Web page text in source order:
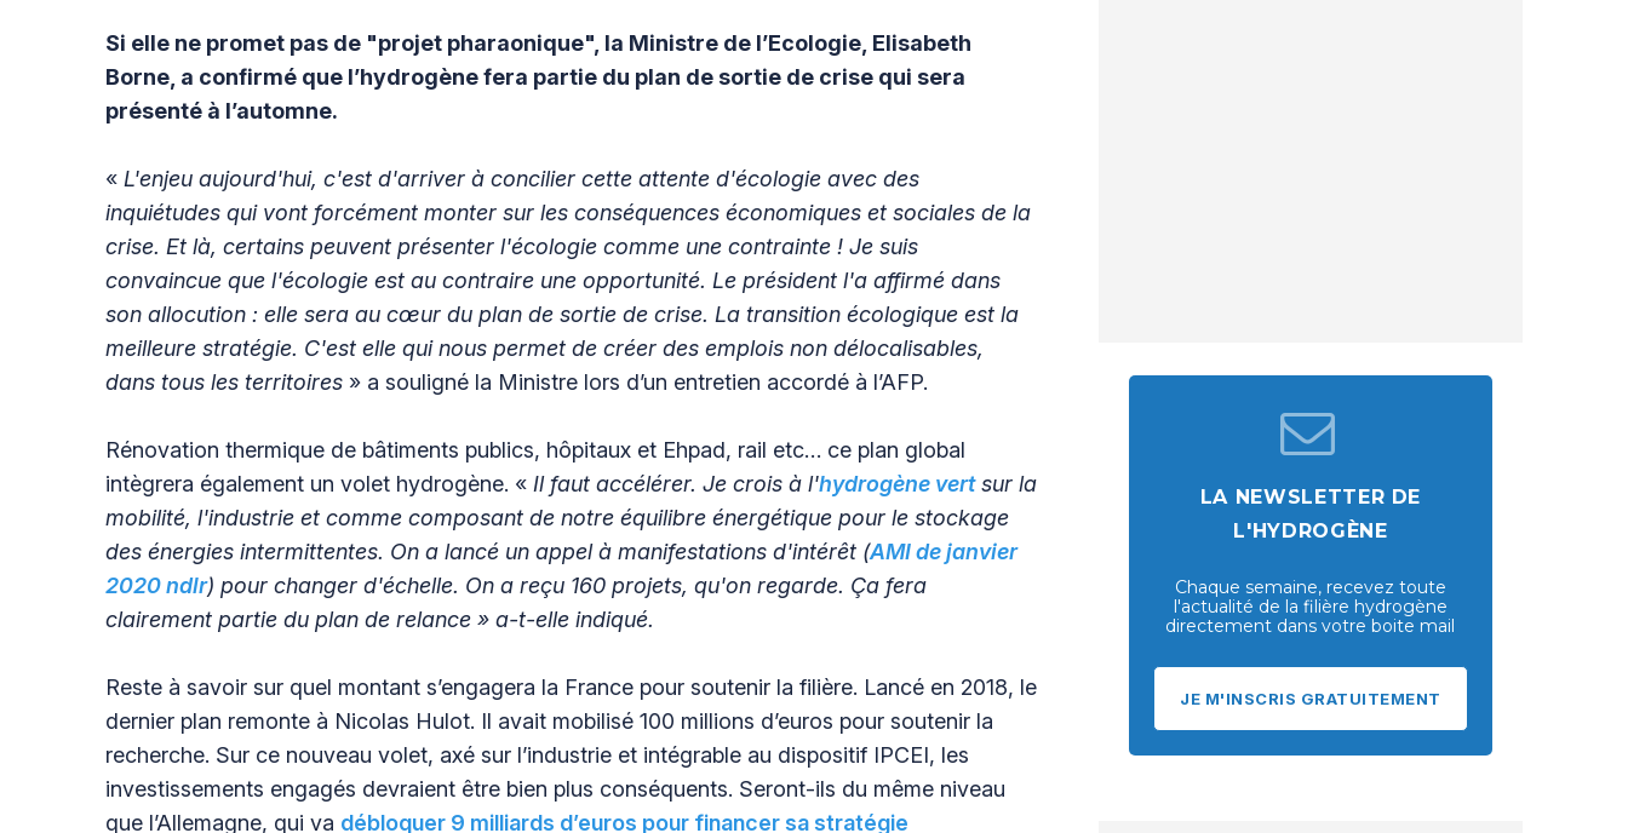
Si elle ne promet pas de "projet pharaonique", la Ministre de l’Ecologie, Elisabeth
Borne, a confirmé que l’hydrogène fera partie du plan de sortie de crise qui sera
présenté à l’automne.
« L'enjeu aujourd'hui, c'est d'arriver à concilier cette attente d'écologie avec des
inquiétudes qui vont forcément monter sur les conséquences économiques et sociales de la
crise. Et là, certains peuvent présenter l'écologie comme une contrainte ! Je suis
convaincue que l'écologie est au contraire une opportunité. Le président l'a affirmé dans
son allocution : elle sera au cœur du plan de sortie de crise. La transition écologique est la
meilleure stratégie. C'est elle qui nous permet de créer des emplois non délocalisables,
dans tous les territoires » a souligné la Ministre lors d’un entretien accordé à l’AFP.
Rénovation thermique de bâtiments publics, hôpitaux et Ehpad, rail etc… ce plan global
intègrera également un volet hydrogène. « Il faut accélérer. Je crois à l'hydrogène vertsur la
mobilité, l'industrie et comme composant de notre équilibre énergétique pour le stockage
des énergies intermittentes. On a lancé un appel à manifestations d'intérêt (AMI de janvier
2020 ndlr) pour changer d'échelle. On a reçu 160 projets, qu'on regarde. Ça fera
clairement partie du plan de relance » a-t-elle indiqué.
Reste à savoir sur quel montant s’engagera la France pour soutenir la filière. Lancé en 2018, le
dernier plan remonte à Nicolas Hulot. Il avait mobilisé 100 millions d’euros pour soutenir la
recherche. Sur ce nouveau volet, axé sur l’industrie et intégrable au dispositif IPCEI, les
investissements engagés devraient être bien plus conséquents. Seront-ils du même niveau
que l’Allemagne, qui va débloquer 9 milliards d’euros pour financer sa stratégie
LA NEWSLETTER DE
L'HYDROGÈNE
Chaque semaine, recevez toute
l'actualité de la filière hydrogène
directement dans votre boite mail
JE M'INSCRIS GRATUITEMENT